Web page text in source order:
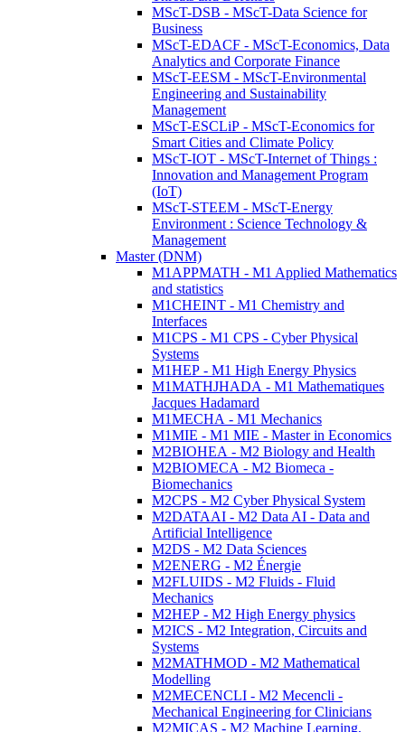
MScT-DSB - MScT-Data Science for
Business
MScT-EDACF - MScT-Economics, Data
Analytics and Corporate Finance
MScT-EESM - MScT-Environmental
Engineering and Sustainability
Management
MScT-ESCLiP - MScT-Economics for
Smart Cities and Climate Policy
MScT-IOT - MScT-Internet of Things :
Innovation and Management Program
(IoT)
MScT-STEEM - MScT-Energy
Environment : Science Technology &
Management
Master (DNM)
M1APPMATH - M1 Applied Mathematics
and statistics
M1CHEINT - M1 Chemistry and
Interfaces
M1CPS - M1 CPS - Cyber Physical
Systems
M1HEP - M1 High Energy Physics
M1MATHJHADA - M1 Mathematiques
Jacques Hadamard
M1MECHA - M1 Mechanics
M1MIE - M1 MIE - Master in Economics
M2BIOHEA - M2 Biology and Health
M2BIOMECA - M2 Biomeca -
Biomechanics
M2CPS - M2 Cyber Physical System
M2DATAAI - M2 Data AI - Data and
Artificial Intelligence
M2DS - M2 Data Sciences
M2ENERG - M2 Énergie
M2FLUIDS - M2 Fluids - Fluid
Mechanics
M2HEP - M2 High Energy physics
M2ICS - M2 Integration, Circuits and
Systems
M2MATHMOD - M2 Mathematical
Modelling
M2MECENCLI - M2 Mecencli -
Mechanical Engineering for Clinicians
M2MICAS - M2 Machine Learning,